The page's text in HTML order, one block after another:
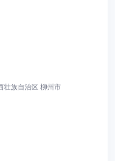
壮族自治区 柳州市